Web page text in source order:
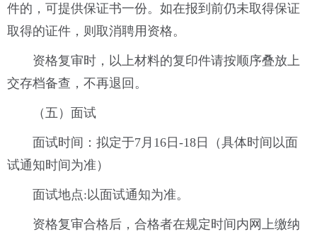
件的，可提供保证书一份。如在报到前仍未取得保证
取得的证件，则取消聘用资格。
资格复审时，以上材料的复印件请按顺序叠放上
交存档备查，不再退回。
（五）面试
面试时间：拟定于7月16日-18日（具体时间以面
试通知时间为准）
面试地点:以面试通知为准。
资格复审合格后，合格者在规定时间内网上缴纳